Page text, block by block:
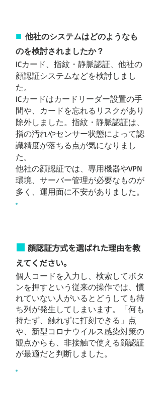
■ 他社のシステムはどのようなも
のを検討されましたか？
ICカード、指紋・静脈認証、他社の
顔認証システムなどを検討しまし
た。
ICカードはカードリーダー設置の手
間や、カードを忘れるリスクがあり
除外しました。指紋・静脈認証は、
指の汚れやセンサー状態によって認
識精度が落ちる点が気になりまし
た。
他社の顔認証では、専用機器やVPN
環境、サーバー管理が必要なものが
多く、運用面に不安がありました。
■ 顔認証方式を選ばれた理由を教
えてください。
個人コードを入力し、検索してボタ
ンを押すという従来の操作では、慣
れていない人がいるとどうしても待
ち列が発生してしまいます。「何も
持たず、触れずに打刻できる」点
や、新型コロナウイルス感染対策の
観点からも、非接触で使える顔認証
が最適だと判断しました。